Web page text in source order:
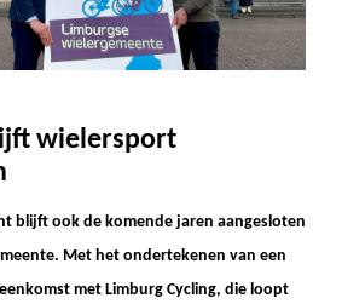
wielersport
blijft ook de komende jaren aangesloten
Met het ondertekenen van een
met Limburg Cycling, die loopt